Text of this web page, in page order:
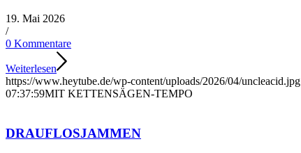
19. Mai 2026
/
0 Kommentare
Weiterlesen
https://www.heytube.de/wp-content/uploads/2026/04/uncleacid.jpg
07:37:59MIT KETTENSÄGEN-TEMPO
DRAUFLOSJAMMEN